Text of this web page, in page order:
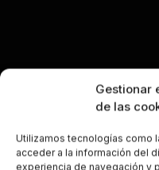
Gestionar
de las
Utilizamos tecnologías como
acceder a la información del
experiencia de navegación y